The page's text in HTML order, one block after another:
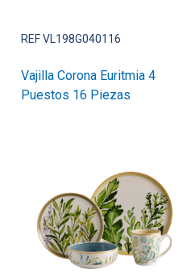
REF VL198G040116
Vajilla Corona Euritmia 4
Puestos 16 Piezas